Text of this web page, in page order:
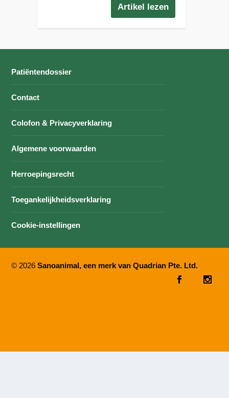
Artikel lezen
Patiëntendossier
Contact
Colofon & Privacyverklaring
Algemene voorwaarden
Herroepingsrecht
Toegankelijkheidsverklaring
Cookie-instellingen
© 2026Sanoanimal, een merk van Quadrian Pte. Ltd.